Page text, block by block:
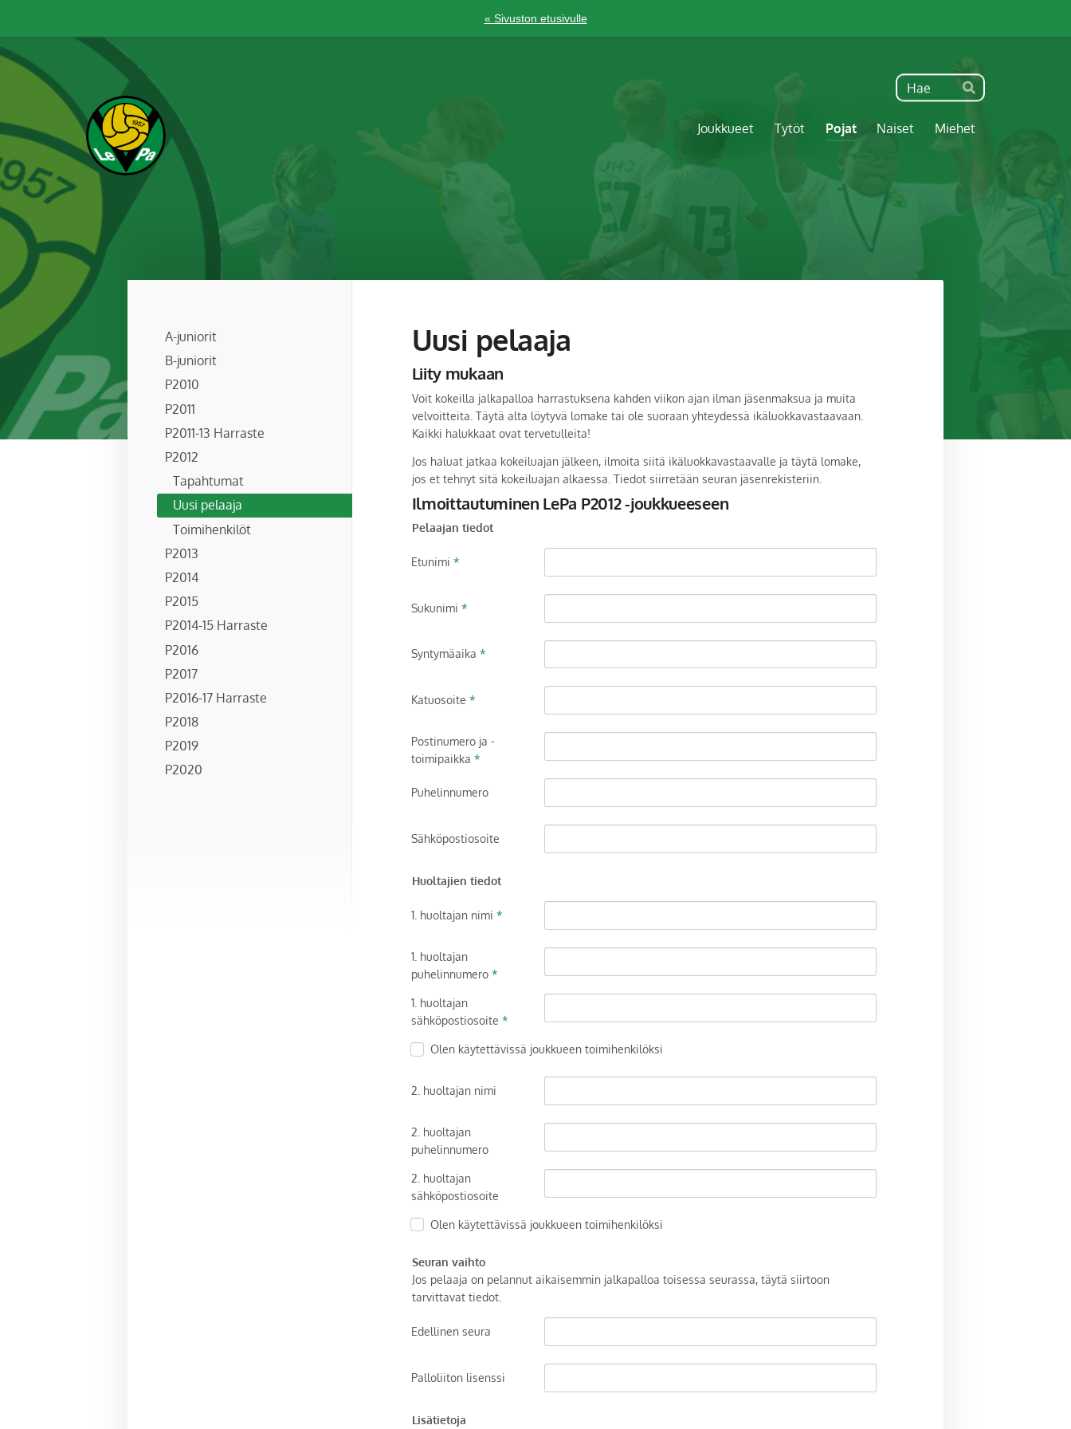
sivun
sisältöön
« Sivuston etusivulle
Haku
Hae
Leppävaaran Pallo
Joukkueet Tytöt Pojat Naiset Miehet
A-juniorit
B-juniorit
P2010
P2011
P2011-13 Harraste
P2012
Tapahtumat
Uusi pelaaja
Toimihenkilöt
P2013
P2014
P2015
P2014-15 Harraste
P2016
P2017
P2016-17 Harraste
P2018
P2019
P2020
Uusi pelaaja
Liity mukaan
Voit kokeilla jalkapalloa harrastuksena kahden viikon ajan ilman jäsenmaksua ja muita
velvoitteita. Täytä alta löytyvä lomake tai ole suoraan yhteydessä ikäluokkavastaavaan.
Kaikki halukkaat ovat tervetulleita!
Jos haluat jatkaa kokeiluajan jälkeen, ilmoita siitä ikäluokkavastaavalle ja täytä lomake,
jos et tehnyt sitä kokeiluajan alkaessa. Tiedot siirretään seuran jäsenrekisteriin.
Ilmoittautuminen LePa P2012 -joukkueeseen
Pelaajan tiedot
Etunimi *
Sukunimi *
Syntymäaika *
Katuosoite *
Postinumero ja -
toimipaikka *
Puhelinnumero
Sähköpostiosoite
Huoltajien tiedot
1. huoltajan nimi *
1. huoltajan
puhelinnumero*
1. huoltajan
sähköpostiosoite *
Olen käytettävissä joukkueen toimihenkilöksi
2. huoltajan nimi
2. huoltajan
puhelinnumero
2. huoltajan
sähköpostiosoite
Olen käytettävissä joukkueen toimihenkilöksi
Seuran vaihto
Jos pelaaja on pelannut aikaisemmin jalkapalloa toisessa seurassa, täytä siirtoon
tarvittavat tiedot.
Edellinen seura
Palloliiton lisenssi
Lisätietoja